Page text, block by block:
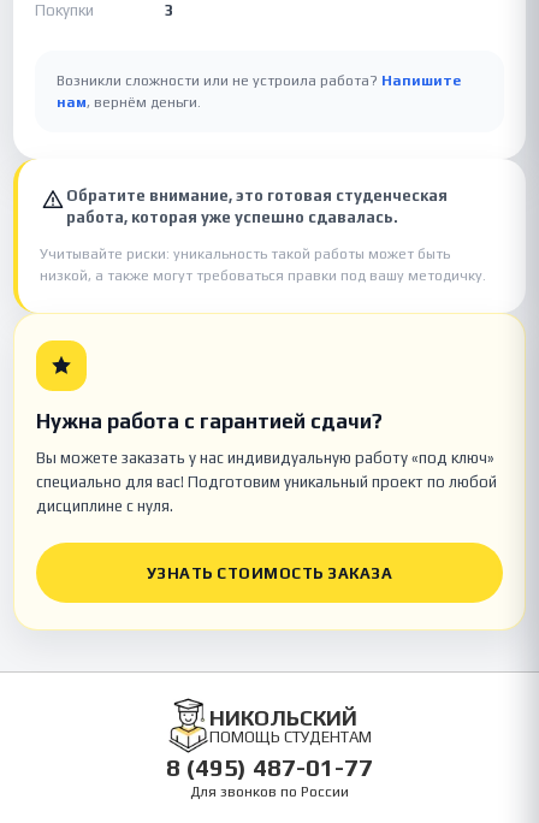
Покупки
3
Возникли сложности или не устроила работа? Напишите
нам, вернём деньги.
Обратите внимание, это готовая студенческая
работа, которая уже успешно сдавалась.
Учитывайте риски: уникальность такой работы может быть
низкой, а также могут требоваться правки под вашу методичку.
Нужна работа с гарантией сдачи?
Вы можете заказать у нас индивидуальную работу «под ключ»
специально для вас! Подготовим уникальный проект по любой
дисциплине с нуля.
УЗНАТЬ СТОИМОСТЬ ЗАКАЗА
НИКОЛЬСКИЙ
ПОМОЩЬ СТУДЕНТАМ
8 (495) 487-01-77
Для звонков по России